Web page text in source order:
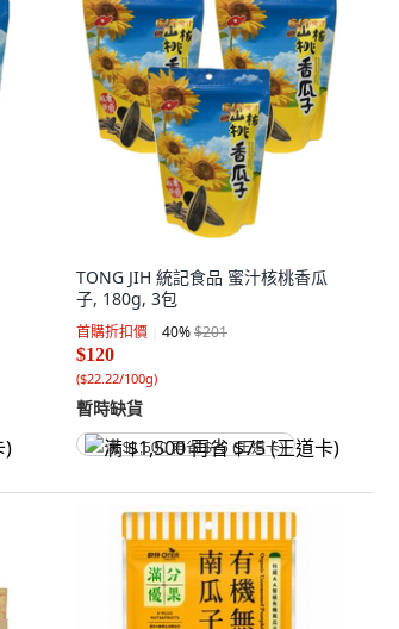
TONG JIH 統記食品 蜜汁核桃香瓜
子, 180g, 3包
首購折扣價 40%$201
$120
($22.22/100g)
暫時缺貨
满 $1,500 再省 $75 (王道卡)